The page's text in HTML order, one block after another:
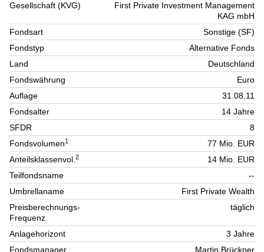
Gesellschaft (KVG)
First Private Investment Management
KAG mbH
Fondsart
Sonstige (SF)
Fondstyp
Alternative Fonds
Land
Deutschland
Fondswährung
Euro
Auflage
31.08.11
Fondsalter
14 Jahre
SFDR
8
Fondsvolumen1
77 Mio. EUR
Anteilsklassenvol.2
14 Mio. EUR
Teilfondsname
--
Umbrellaname
First Private Wealth
Preisberechnungs-
Frequenz
täglich
Anlagehorizont
3 Jahre
Fondsmanager
Martin Brückner